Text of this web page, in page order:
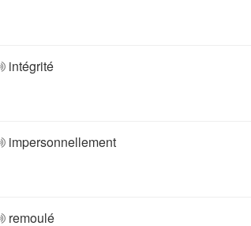
intégrité
impersonnellement
remoulé